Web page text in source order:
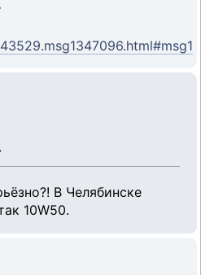
В Челябинске
10W50.